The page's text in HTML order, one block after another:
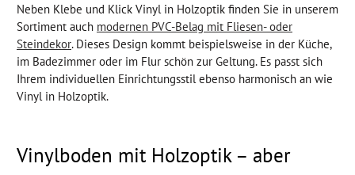
Neben Klebe und Klick Vinyl in Holzoptik finden Sie in unserem
Sortiment auch modernen PVC-Belag mit Fliesen- oder
Steindekor. Dieses Design kommt beispielsweise in der Küche,
im Badezimmer oder im Flur schön zur Geltung. Es passt sich
Ihrem individuellen Einrichtungsstil ebenso harmonisch an wie
Vinyl in Holzoptik.
Vinylboden mit Holzoptik – aber